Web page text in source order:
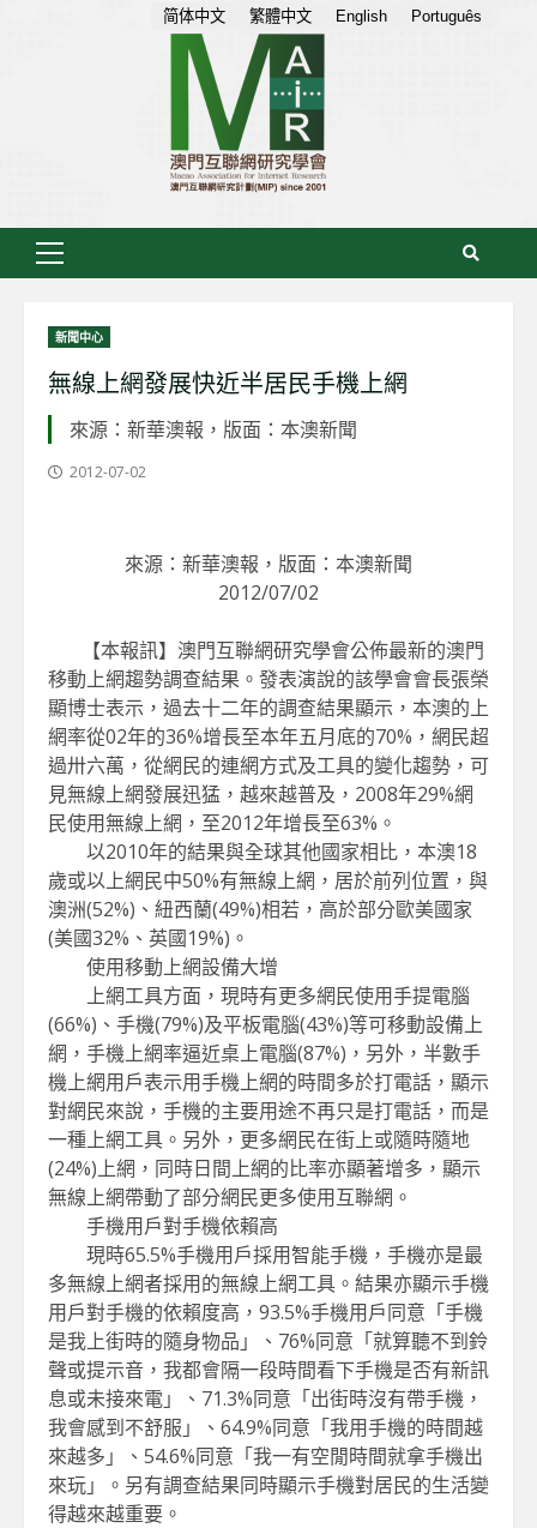
Primary
新聞中心
無線上網發展快近半居民手機上網
來源：新華澳報，版面：本澳新聞
2012-07-02
來源：新華澳報，版面：本澳新聞
2012/07/02
【本報訊】澳門互聯網研究學會公佈最新的澳門
移動上網趨勢調查結果。發表演說的該學會會長張榮
顯博士表示，過去十二年的調查結果顯示，本澳的上
網率從02年的36%增長至本年五月底的70%，網民超
過卅六萬，從網民的連網方式及工具的變化趨勢，可
見無線上網發展迅猛，越來越普及，2008年29%網
民使用無線上網，至2012年增長至63%。
以2010年的結果與全球其他國家相比，本澳18
歲或以上網民中50%有無線上網，居於前列位置，與
澳洲(52%)、紐西蘭(49%)相若，高於部分歐美國家
(美國32%、英國19%)。
使用移動上網設備大增
上網工具方面，現時有更多網民使用手提電腦
(66%)、手機(79%)及平板電腦(43%)等可移動設備上
網，手機上網率逼近桌上電腦(87%)，另外，半數手
機上網用戶表示用手機上網的時間多於打電話，顯示
對網民來說，手機的主要用途不再只是打電話，而是
一種上網工具。另外，更多網民在街上或隨時隨地
(24%)上網，同時日間上網的比率亦顯著增多，顯示
無線上網帶動了部分網民更多使用互聯網。
手機用戶對手機依賴高
現時65.5%手機用戶採用智能手機，手機亦是最
多無線上網者採用的無線上網工具。結果亦顯示手機
用戶對手機的依賴度高，93.5%手機用戶同意「手機
是我上街時的隨身物品」、76%同意「就算聽不到鈴
聲或提示音，我都會隔一段時間看下手機是否有新訊
息或未接來電」、71.3%同意「出街時沒有帶手機，
我會感到不舒服」、64.9%同意「我用手機的時間越
來越多」、54.6%同意「我一有空閒時間就拿手機出
來玩」。另有調查結果同時顯示手機對居民的生活變
得越來越重要。
简体中文 繁體中文 English Português